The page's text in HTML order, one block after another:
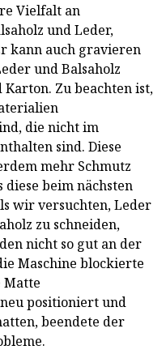
Vielfalt an
und Leder,
kann auch gravieren
und Balsaholz
Zu beachten ist,
die nicht im
sind. Diese
mehr Schmutz
diese beim nächsten
wir versuchten, Leder
zu schneiden,
nicht so gut an der
Maschine blockierte
Matte
positioniert und
beendete der